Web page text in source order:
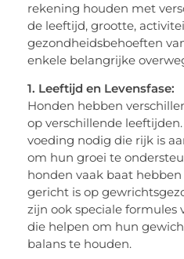
rekening houden met
de leeftijd, grootte,
gezondheidsbehoeften
enkele belangrijke
1. Leeftijd en Levensfase:
Honden hebben
op verschillende
voeding nodig die rijk is
om hun groei te
honden vaak baat
gericht is op
zijn ook speciale formules
die helpen om hun
balans te houden.